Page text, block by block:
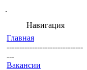
.
Навигация
Главная
------------------------------
---
Вакансии